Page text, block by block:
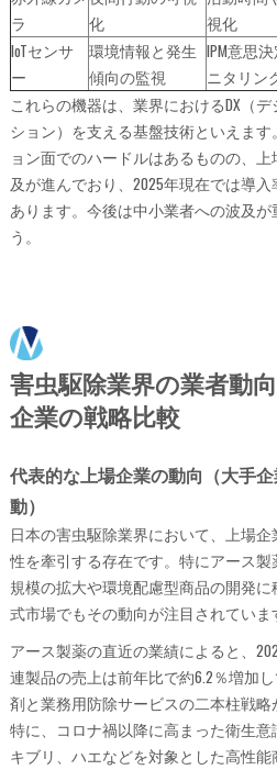
ラ
化
視化
IoTセンサ
ー
環境情報と発生
傾向の監視
IPM意思
ニタリン
これらの機器は、業界におけるDX（
ション）を支える基盤技術といえま
ョン面でのハードルはあるものの、
及が進んでおり、2025年現在では導
あります。今後は中小業者への波及
う。
害虫駆除業界の業者動
企業の戦略比較
代表的な上場企業の動向（大手
動）
日本の害虫駆除業界において、上場
性を牽引する存在です。特にアース
規模の拡大や環境配慮型商品の開発
式市場でもその動向が注目されていま
アース製薬の直近の業績によると、
連製品の売上は前年比で約6.2％増加
剤と業務用防除サービスの二本柱戦略
特に、コロナ禍以降に高まった衛生
キブリ、ハエなどを対象とした高性